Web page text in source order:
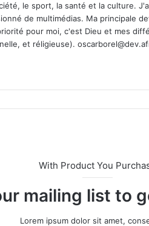
le sport, la santé et la culture.
de multimédias. Ma principale
pour moi, c'est Dieu et mes
et réligieuse).
With Product You
mailing list to
Lorem ipsum dolor sit amet,